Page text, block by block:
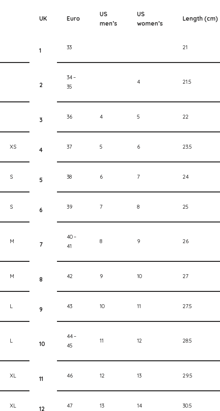
UK Euro
US
men’s
US
women’s
Length (cm)
1 33 21
2
34 –
35
4 21.5
3 36 4 5 22
XS 4 37 5 6 23.5
S 5 38 6 7 24
S 6 39 7 8 25
M 7
40 –
41
8 9 26
M 8 42 9 10 27
L 9 43 10 11 27.5
L 10
44 –
45
11 12 28.5
XL 11 46 12 13 29.5
XL 12 47 13 14 30.5